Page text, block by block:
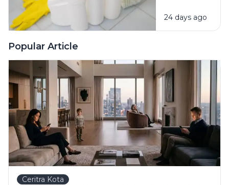
Bahan
Pembersih
24 days ago
Popular Article
Ceritra Kota